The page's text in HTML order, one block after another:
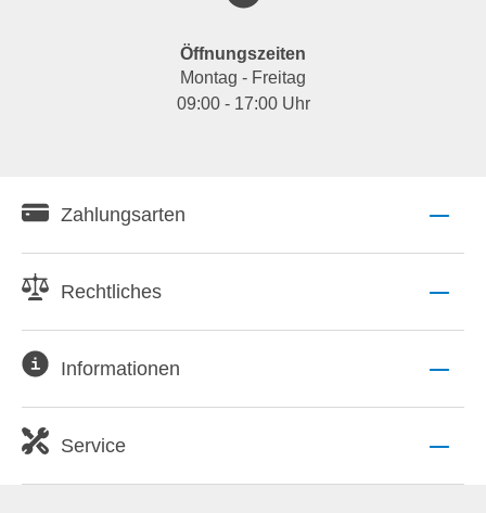
Öffnungszeiten
Montag - Freitag
09:00 - 17:00 Uhr
Zahlungsarten
Rechtliches
Informationen
Service